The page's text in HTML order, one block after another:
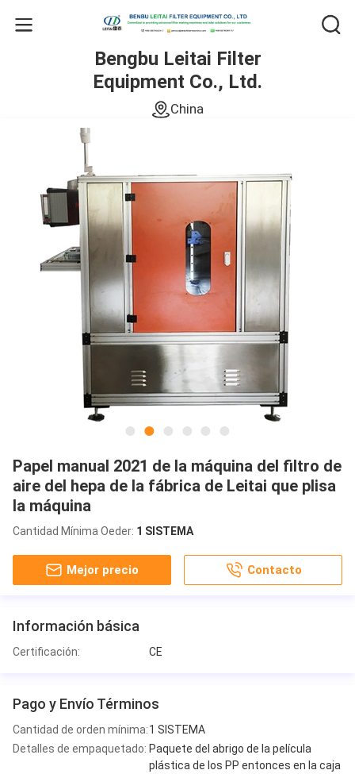
Bengbu Leitai Filter
Equipment Co., Ltd.
China
Papel manual 2021 de la máquina del filtro de
aire del hepa de la fábrica de Leitai que plisa
la máquina
Cantidad Mínima Oeder: 1 SISTEMA
Mejor precio Contacto
Información básica
Certificación: CE
Pago y Envío Términos
Cantidad de orden mínima:1 SISTEMA
Detalles de empaquetado: Paquete del abrigo de la película
plástica de los PP entonces en la caja